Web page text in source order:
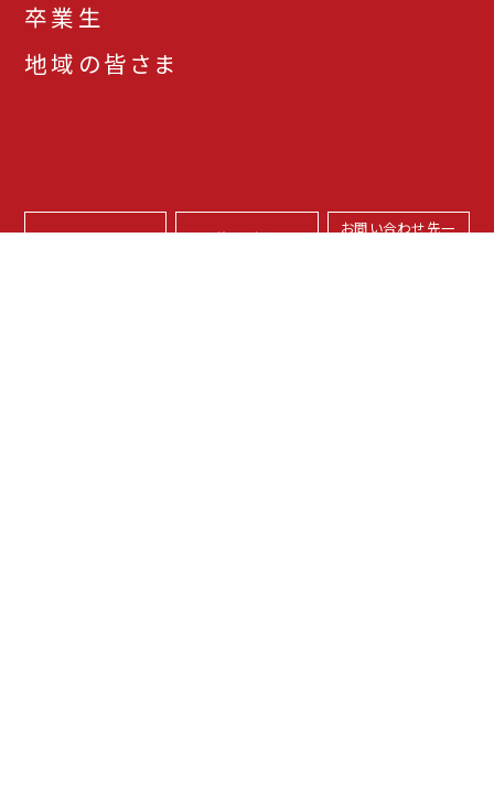
卒業生
地域の皆さま
アクセス 資料請求
お問い合わせ先一